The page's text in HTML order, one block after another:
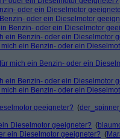
oder ein Dieselmotor
oder ein Dieselmotor
Benzin- oder ein Dieselmotor
ein Benzin- oder ein Dieselmotor
mich ein Benzin- oder ein
mich ein Benzin- oder ein
ein Benzin- oder ein Dieselmotor
mich ein Benzin- oder ein
geeigneter? (
Dieselmotor geeigneter? (
ein Dieselmotor geeigneter? (